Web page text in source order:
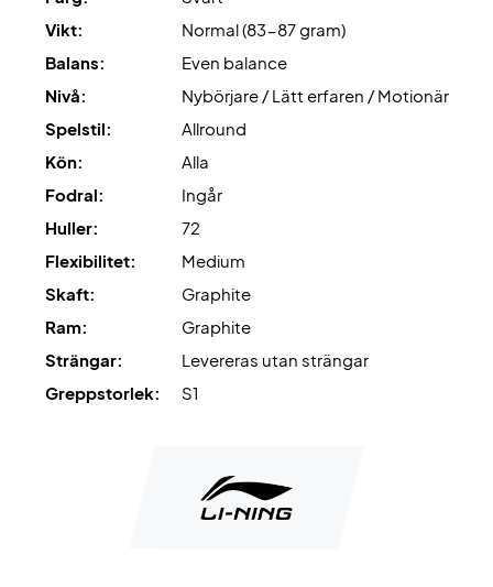
Slutligen levereras det med ett fodral.
Vikt:
Normal (83-87 gram)
Balans:
Even balance
Nivå:
Nybörjare / Lätt erfaren / Motionär
Spelstil:
Allround
Kön:
Alla
Fodral:
Ingår
Huller:
72
Flexibilitet:
Medium
Skaft:
Graphite
Ram:
Graphite
Strängar:
Levereras utan strängar
Greppstorlek:
S1